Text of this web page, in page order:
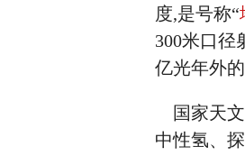
度,是号称“
300米口径
亿光年外
国家天文
中性氢、